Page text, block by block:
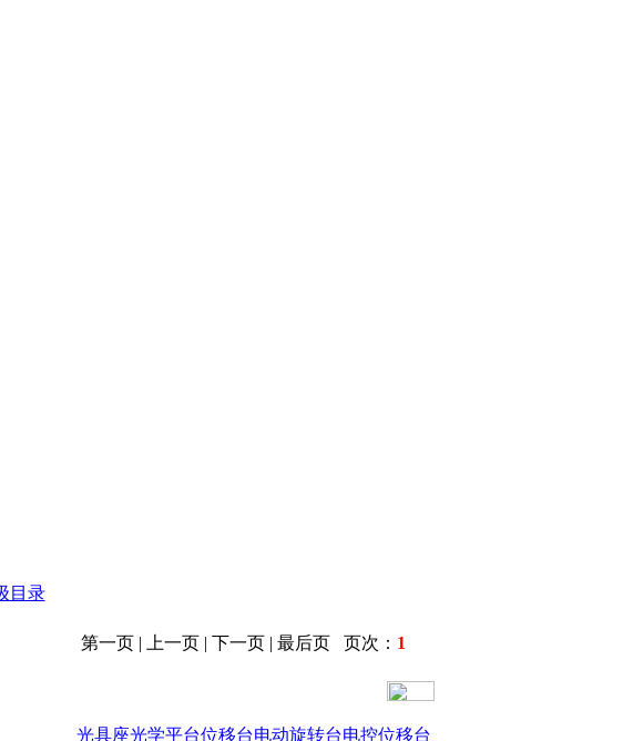
目录
第一页 | 上一页 | 下一页 | 最后页 页次： 1
光具座光学平台位移台电动旋转台电控位移台